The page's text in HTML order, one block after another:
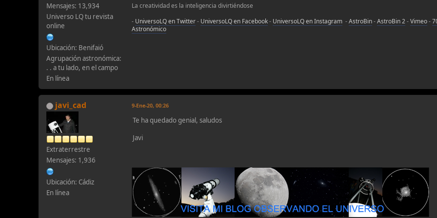
Mensajes: 13,934
Universo LQ tu revista
online
Ubicación: Benifaió
Agrupación astronómica:
. . a tu lado, en el campo
En línea
La creatividad es la inteligencia divirtiéndose
- UniversoLQ en Twitter- UniversoLQ en Facebook- UniversoLQ en Instagram -AstroBin-AstroBin 2-Vimeo-
Astronómico
javi_cad
Extraterrestre
Mensajes: 1,936
Ubicación: Cádiz
En línea
9-Ene-20, 00:26
Te ha quedado genial, saludos
Javi